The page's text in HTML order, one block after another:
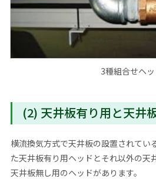
3種組合せヘッ
(2) 天井板有り用と天井
横流換気方式で天井板の設置されてい
た天井板有り用ヘッドとそれ以外の天
天井板無し用のヘッドがあります。